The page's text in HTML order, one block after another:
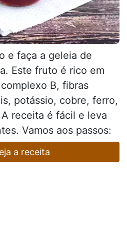
e faça a geleia de
Este fruto é rico em
B, fibras
potássio, cobre, ferro,
receita é fácil e leva
Vamos aos passos:
a receita